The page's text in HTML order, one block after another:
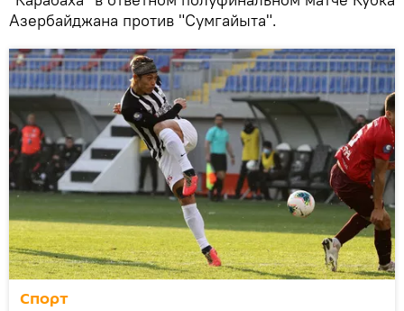
Азербайджана против "Сумгайыта".
Спорт